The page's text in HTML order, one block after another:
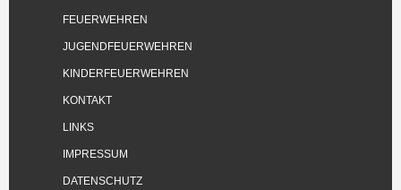
FEUERWEHREN
JUGENDFEUERWEHREN
KINDERFEUERWEHREN
KONTAKT
LINKS
IMPRESSUM
DATENSCHUTZ